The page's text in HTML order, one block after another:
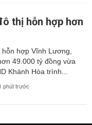
thị hỗn hợp hơn
hỗn hợp Vĩnh Lương,
49.000 tỷ đồng vừa
Khánh Hòa trình...
phút trước